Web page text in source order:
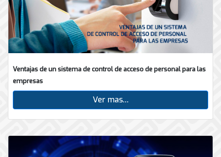
Ventajas de un sistema de control de acceso de personal para las
empresas
Ver mas...